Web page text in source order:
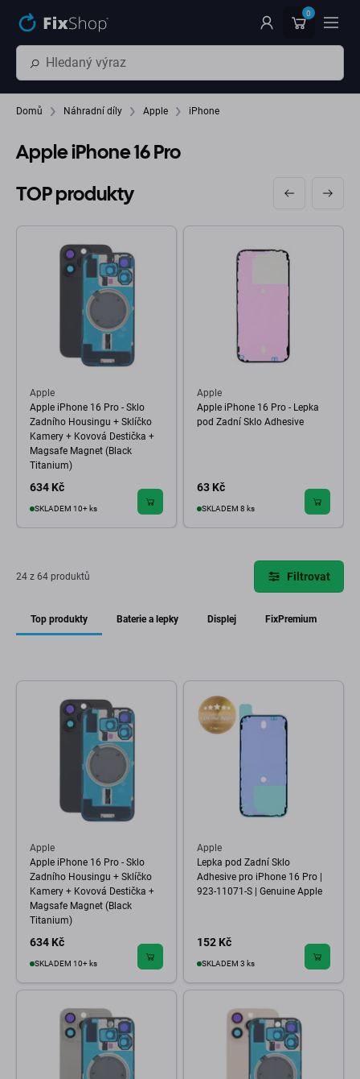
0
Domů Náhradní díly Apple iPhone
Apple iPhone 16 Pro
TOP produkty
Apple
Apple iPhone 16 Pro - Sklo
Zadního Housingu + Sklíčko
Kamery + Kovová Destička +
Magsafe Magnet (Black
Titanium)
634 Kč
SKLADEM 10+ ks
Apple
Apple iPhone 16 Pro - Lepka
pod Zadní Sklo Adhesive
63 Kč
SKLADEM 8 ks
24 z 64 produktů Filtrovat
Top produkty Baterie a lepky Displej FixPremium
Apple
Apple iPhone 16 Pro - Sklo
Zadního Housingu + Sklíčko
Kamery + Kovová Destička +
Magsafe Magnet (Black
Titanium)
634 Kč
SKLADEM 10+ ks
Apple
Lepka pod Zadní Sklo
Adhesive pro iPhone 16 Pro |
923-11071-S | Genuine Apple
152 Kč
SKLADEM 3 ks